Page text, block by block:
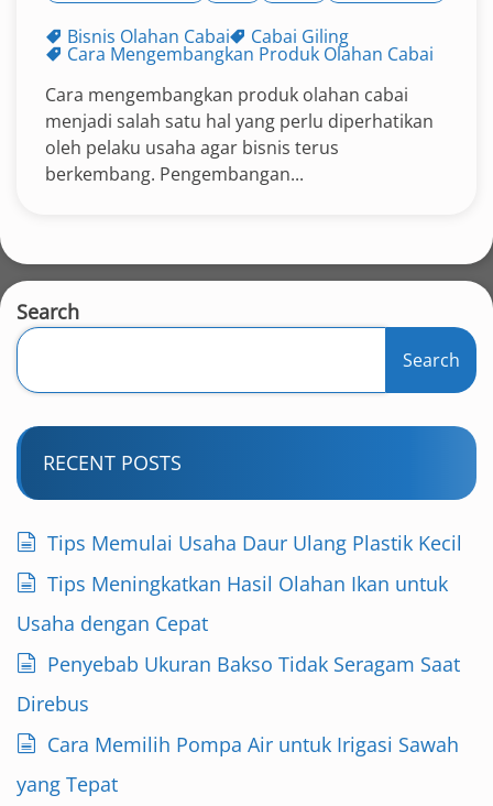
Bisnis Olahan Cabai Cabai Giling
Cara Mengembangkan Produk Olahan Cabai
Cara mengembangkan produk olahan cabai
menjadi salah satu hal yang perlu diperhatikan
oleh pelaku usaha agar bisnis terus
berkembang. Pengembangan...
Search
Search
RECENT POSTS
Tips Memulai Usaha Daur Ulang Plastik Kecil
Tips Meningkatkan Hasil Olahan Ikan untuk
Usaha dengan Cepat
Penyebab Ukuran Bakso Tidak Seragam Saat
Direbus
Cara Memilih Pompa Air untuk Irigasi Sawah
yang Tepat